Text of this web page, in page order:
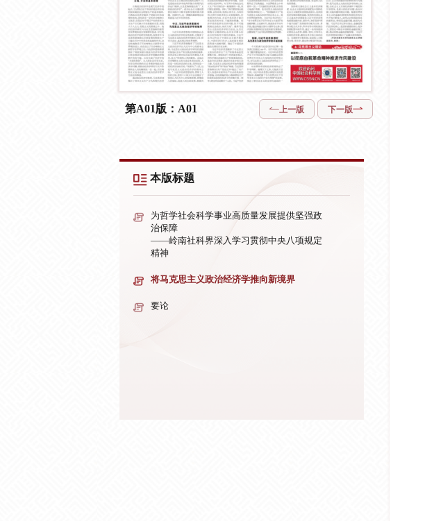
第A01版：A01 上一版 下一版
本版标题
为哲学社会科学事业高质量发展提供坚强政
治保障
——岭南社科界深入学习贯彻中央八项规定
精神
将马克思主义政治经济学推向新境界
要论